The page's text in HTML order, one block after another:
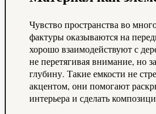
Чувство пространства во
фактуры оказываются на
хорошо взаимодействуют с
не перетягивая внимание, но
глубину. Такие емкости не
акцентом, они помогают
интерьера и сделать